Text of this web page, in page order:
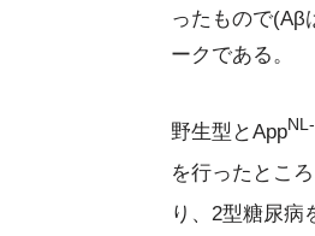
ったもので(Aβ
ークである。
野生型とApp
を行ったとこ
り、2型糖尿病